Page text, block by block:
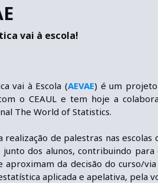
vai à escola!
vai à Escola (AEVAE) é um projeto
o CEAUL e tem hoje a
The World of Statistics.
realização de palestras nas
junto dos alunos, contribuindo
aproximam da decisão do curso/
aplicada e apelativa, pela